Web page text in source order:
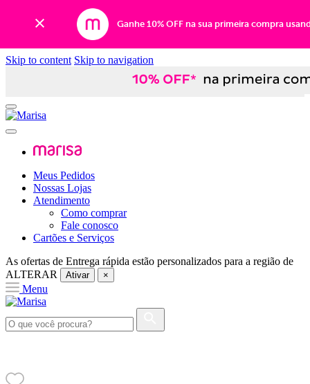
Ganhe 10% OFF na sua primeira compra
Skip to content Skip to navigation
Meus Pedidos
Nossas Lojas
Atendimento
Como comprar
Fale conosco
Cartões e Serviços
As ofertas de Entrega rápida estão personalizados para a região de
ALTERAR
Ativar ×
Menu